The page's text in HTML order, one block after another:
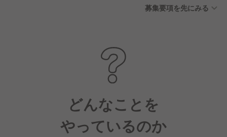
募集要項を先にみる
どんなことを
やっているのか